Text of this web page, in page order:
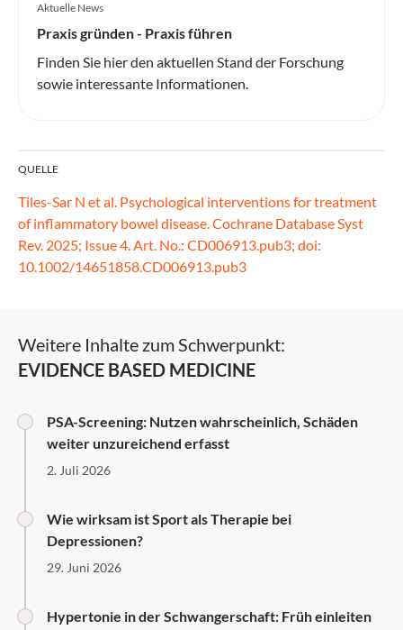
Aktuelle News
Praxis gründen - Praxis führen
Finden Sie hier den aktuellen Stand der Forschung
sowie interessante Informationen.
QUELLE
Tiles-Sar N et al. Psychological interventions for treatment
of inflammatory bowel disease. Cochrane Database Syst
Rev. 2025; Issue 4. Art. No.: CD006913.pub3; doi:
10.1002/14651858.CD006913.pub3
Weitere Inhalte zum Schwerpunkt:
EVIDENCE BASED MEDICINE
PSA-Screening: Nutzen wahrscheinlich, Schäden
weiter unzureichend erfasst
2. Juli 2026
Wie wirksam ist Sport als Therapie bei
Depressionen?
29. Juni 2026
Hypertonie in der Schwangerschaft: Früh einleiten